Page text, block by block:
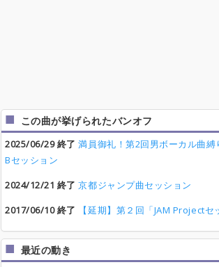
この曲が挙げられたバンオフ
2025/06/29 終了 満員御礼！第2回男ボーカル曲
Bセッション
2024/12/21 終了 京都ジャンプ曲セッション
2017/06/10 終了
【延期】第２回「JAM Projectセ
最近の動き